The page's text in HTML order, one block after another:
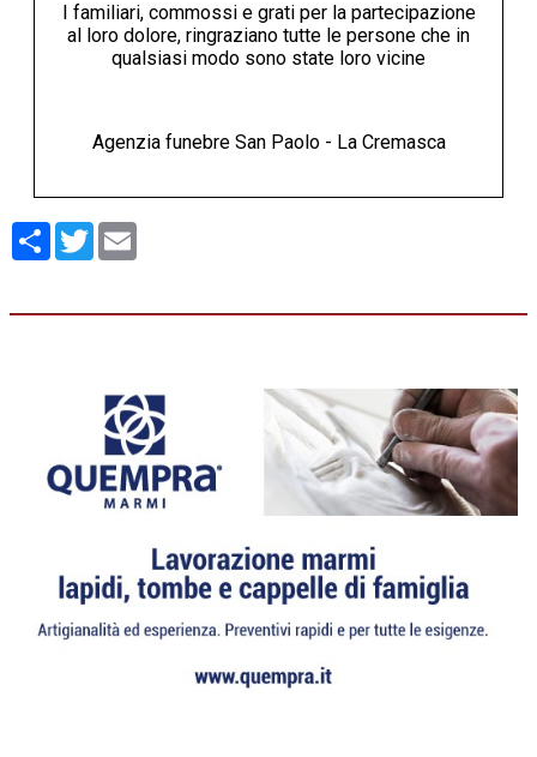
I familiari, commossi e grati per la partecipazione
al loro dolore, ringraziano tutte le persone che in
qualsiasi modo sono state loro vicine
Agenzia funebre San Paolo - La Cremasca
Condividi
Twitter